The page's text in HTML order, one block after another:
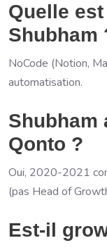
Quelle
Shubham
NoCode (Notion,
automatisation.
Shubham
Qonto ?
Oui, 2020-2021
(pas Head of
Est-il